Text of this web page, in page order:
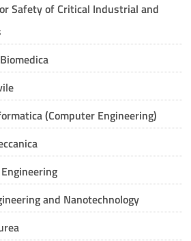
Safety of Critical Industrial and
(Computer Engineering)
and Nanotechnology